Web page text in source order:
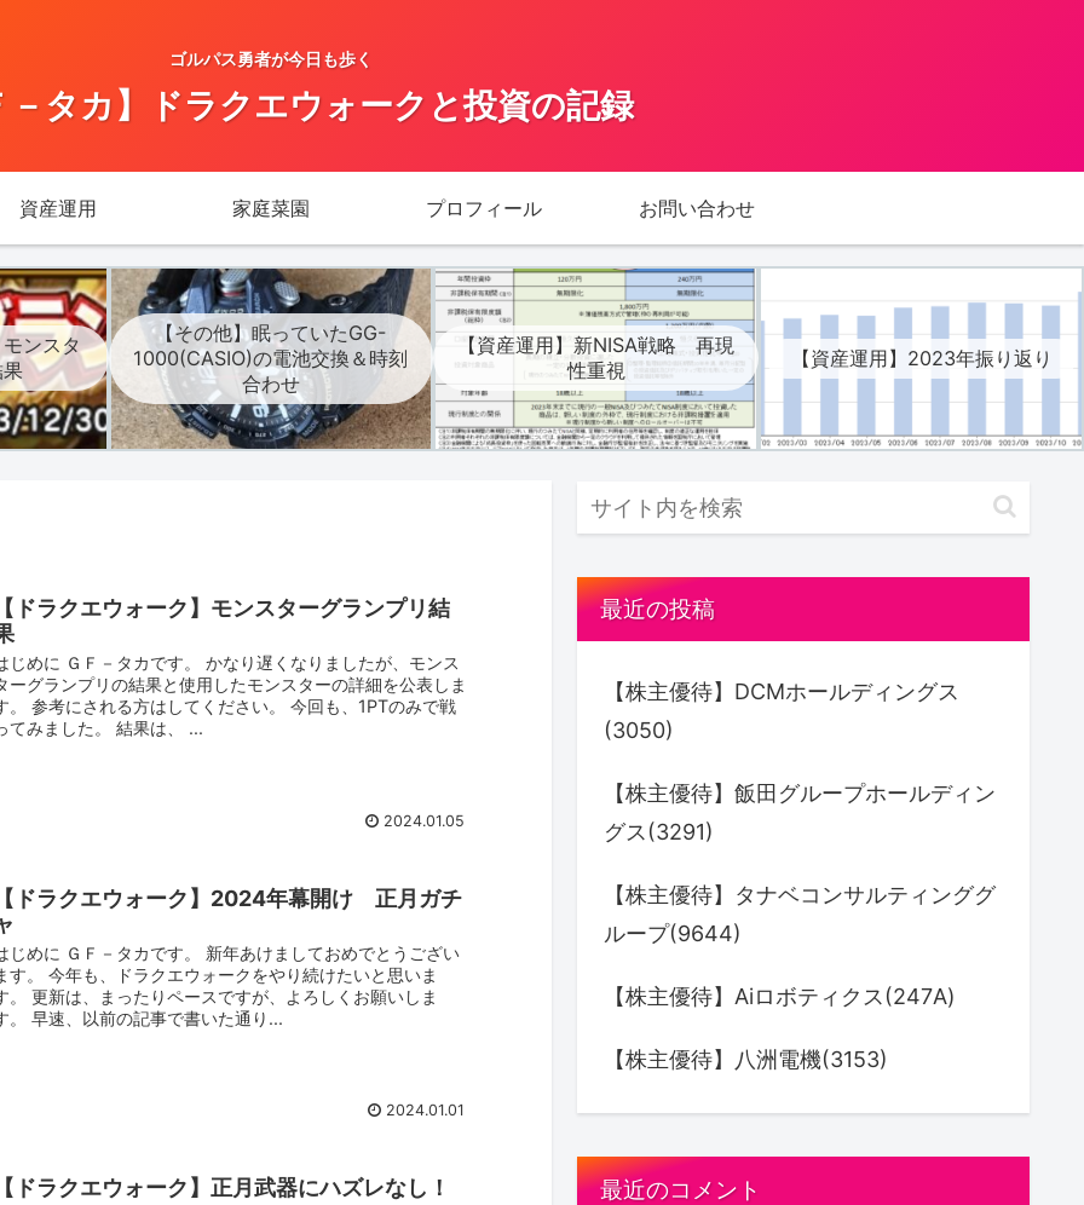
ゴルパス勇者が今日も歩く
－タカ】ドラクエウォークと投資の記録
資産運用 家庭菜園 プロフィール お問い合わせ
ンスタ
【その他】眠っていたGG-
1000(CASIO)の電池交換＆時刻
合わせ
【資産運用】新NISA戦略 再現
性重視
【資産運用】2023年振り返り
ドラクエウォーク】モンスターグランプリ結
じめに ＧＦ－タカです。 かなり遅くなりましたが、モンス
ーグランプリの結果と使用したモンスターの詳細を公表しま
。 参考にされる方はしてください。 今回も、1PTのみで戦
てみました。 結果は、 ...
2024.01.05
ドラクエウォーク】2024年幕開け 正月ガチ
じめに ＧＦ－タカです。 新年あけましておめでとうござい
す。 今年も、ドラクエウォークをやり続けたいと思いま
。 更新は、まったりペースですが、よろしくお願いしま
。 早速、以前の記事で書いた通り...
2024.01.01
ドラクエウォーク】正月武器にハズレなし！
最近の投稿
【株主優待】DCMホールディングス
(3050)
【株主優待】飯田グループホールディン
グス(3291)
【株主優待】タナベコンサルティンググ
ループ(9644)
【株主優待】Aiロボティクス(247A)
【株主優待】八洲電機(3153)
最近のコメント